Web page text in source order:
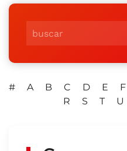
# A B C D E F
R
S T U